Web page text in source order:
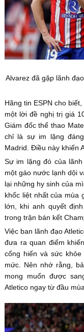
Alvarez đã gặp lãnh
Hãng tin ESPN cho
một lời đề nghị trị giá
Giám đốc thể thao
chỉ là sự im lặng
Madrid. Điều này khiến
Sự im lặng đó của
một gáo nước lạnh dội
lại những hy sinh của
khốc liệt nhất của mùa
lớn, khi anh quyết
trong trận bán kết
Việc ban lãnh đạo
đưa ra quan điểm
cống hiến và sức
mức. Nên nhớ rằng,
mong muốn được
Atletico ngay từ đầu